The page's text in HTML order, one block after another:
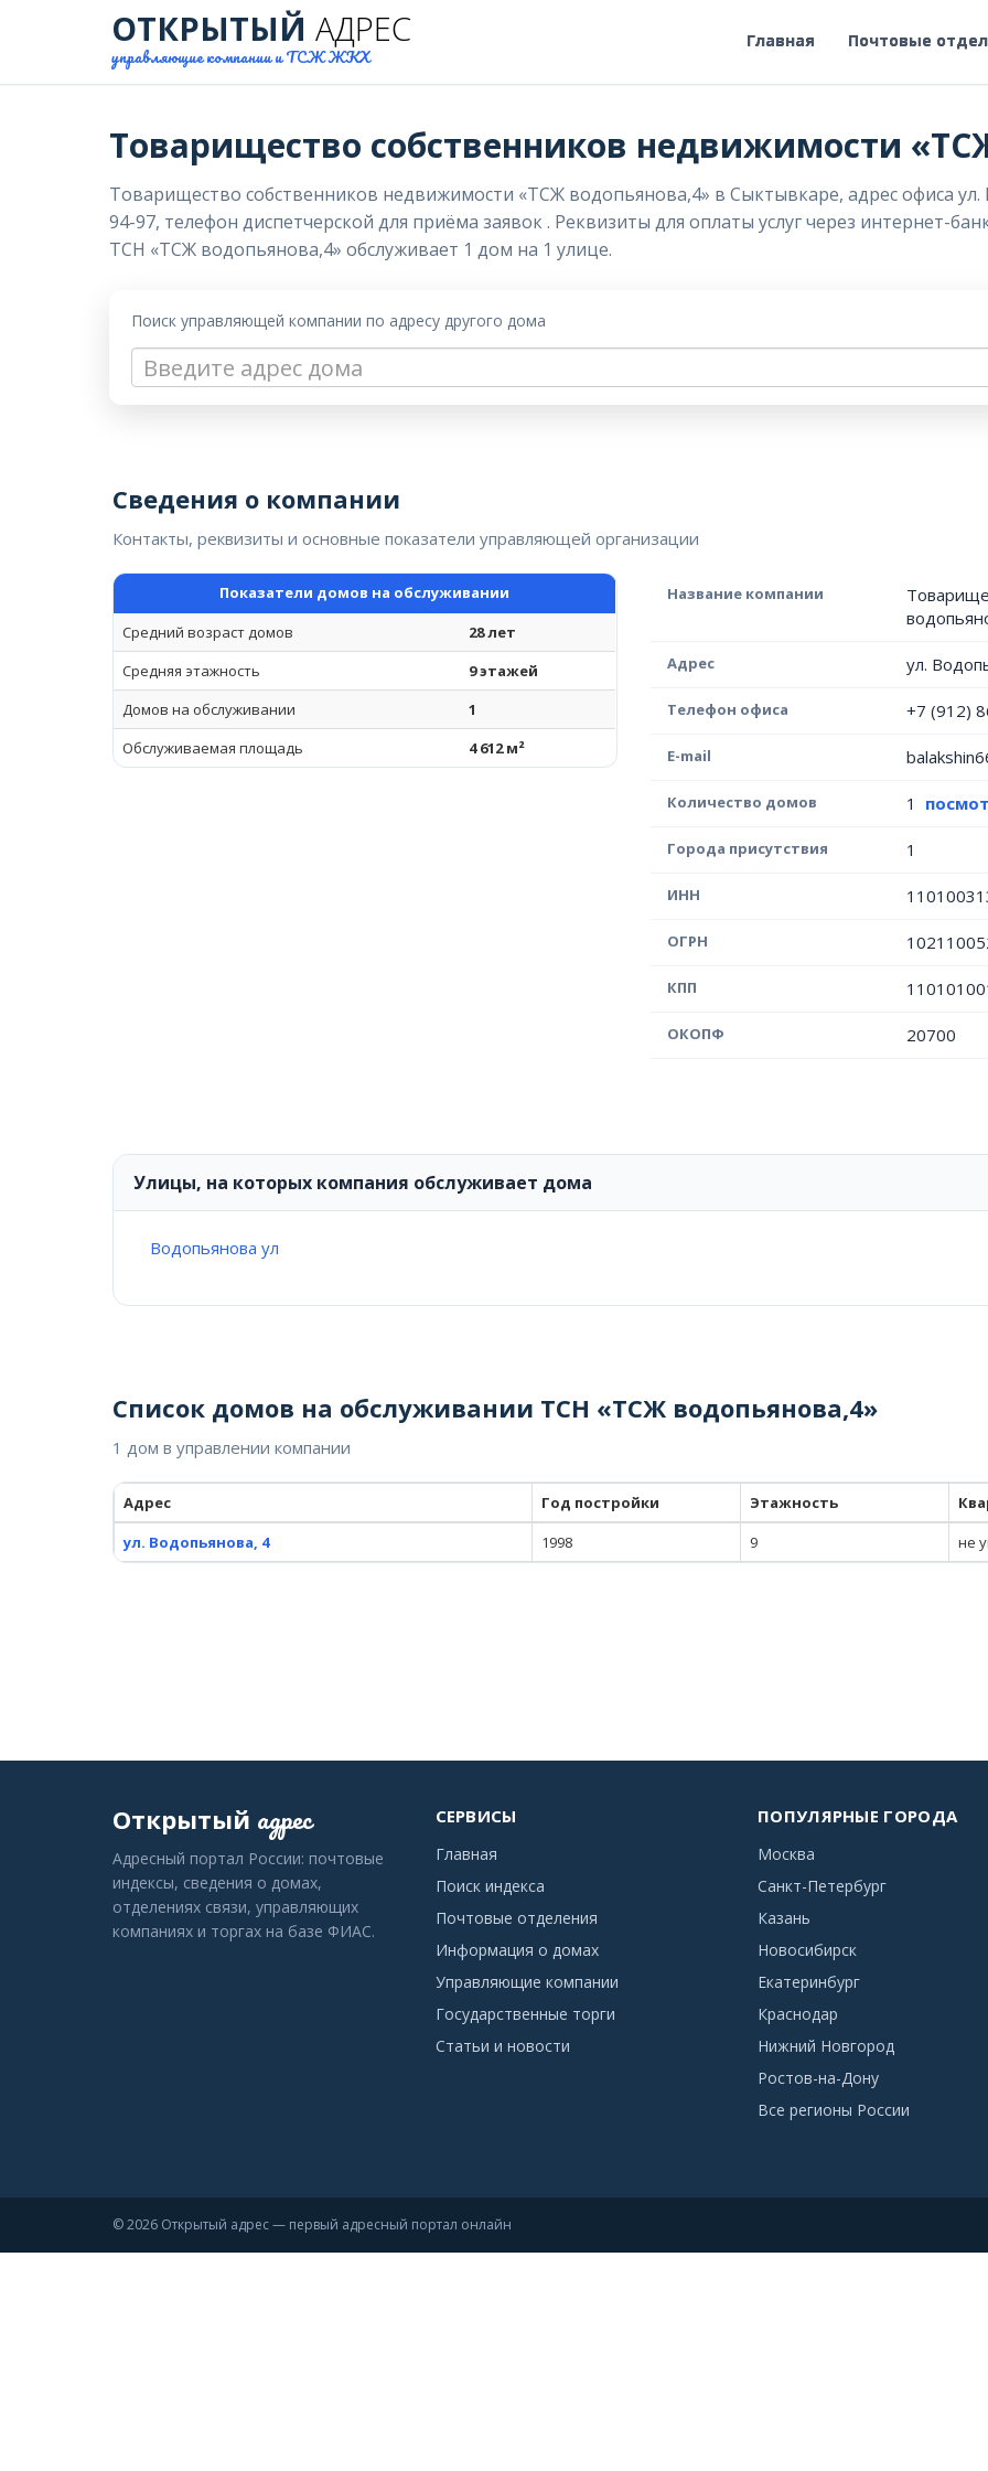
ОТКРЫТЫЙ АДРЕС
управляющие компании и ТСЖ ЖКХ
Главная Почтовые
Товарищество собственников недвижимости
Товарищество собственников недвижимости «ТСЖ водопьянова,4» в Сыктывкаре, адрес офиса ул.
94-97, телефон диспетчерской для приёма заявок . Реквизиты для оплаты услуг через интернет-
ТСН «ТСЖ водопьянова,4» обслуживает 1 дом на 1 улице.
Поиск управляющей компании по адресу другого дома
Сведения о компании
Контакты, реквизиты и основные показатели управляющей организации
Показатели домов на обслуживании
Средний возраст домов
28 лет
Средняя этажность
9 этажей
Домов на обслуживании
1
Обслуживаемая площадь
4 612 м²
Название компании
Адрес ул.
Телефон офиса +7 (912)
E-mail
Количество домов 1
Города присутствия 1
ИНН
ОГРН
КПП
ОКОПФ 20700
Улицы, на которых компания обслуживает дома
Водопьянова ул
Список домов на обслуживании ТСН «ТСЖ водопьянова,4»
1 дом в управлении компании
Адрес Год постройки Этажность
ул. Водопьянова, 4
1998 9 не
Открытый адрес
Адресный портал России: почтовые
индексы, сведения о домах,
отделениях связи, управляющих
компаниях и торгах на базе ФИАС.
СЕРВИСЫ
Главная
Поиск индекса
Почтовые отделения
Информация о домах
Управляющие компании
Государственные торги
Статьи и новости
ПОПУЛЯРНЫЕ ГОРОДА
Москва
Санкт-Петербург
Казань
Новосибирск
Екатеринбург
Краснодар
Нижний Новгород
Ростов-на-Дону
Все регионы России
© 2026 Открытый адрес — первый адресный портал онлайн